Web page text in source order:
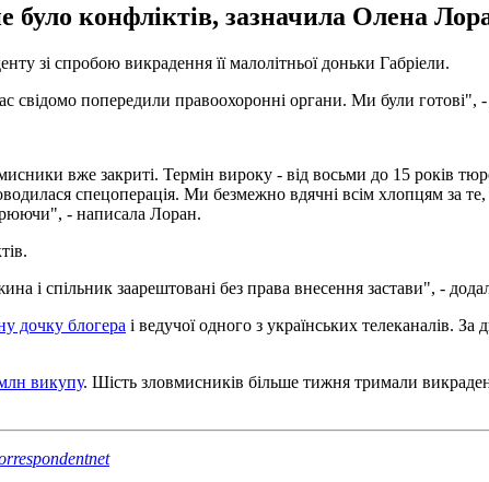
було конфліктів, зазначила Олена
зі спробою викрадення її малолітньої доньки Габріели.
попередили правоохоронні органи. Ми були готові", -
вже закриті. Термін вироку - від восьми до 15 років
спецоперація. Ми безмежно вдячні всім хлопцям за
- написала Лоран.
і спільник заарештовані без права внесення застави", -
дочку блогера і ведучої одного з українських телеканалів.
викупу. Шість зловмисників більше тижня тримали